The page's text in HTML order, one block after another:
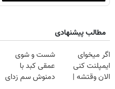
مطالب پیشنهادی
اگر میخوای
ایمپلنت کنی
الان وقتشه |
شست و شوی
عمقی کبد با
دمنوش سم زدای